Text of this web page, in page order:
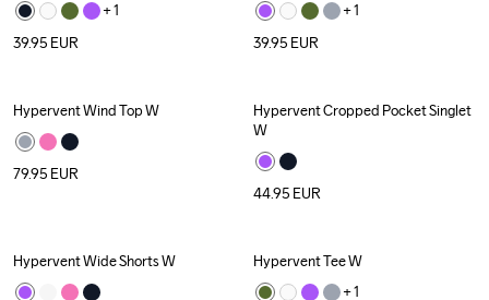
+ 1
39.95 EUR
+ 1
39.95 EUR
Hypervent Wind Top W
79.95 EUR
Hypervent Cropped Pocket Singlet
W
44.95 EUR
Hypervent Wide Shorts W
Hypervent Tee W
+ 1